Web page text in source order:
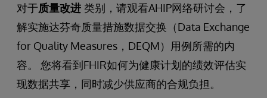
对于质量改进 类别，请观看AHIP网络研讨会，了
解实施达芬奇质量措施数据交换（Data Exchange
for Quality Measures，DEQM）用例所需的内
容。 您将看到FHIR如何为健康计划的绩效评估实
现数据共享，同时减少供应商的合规负担。